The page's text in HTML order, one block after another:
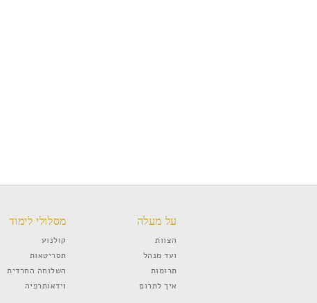
על מעלה
הצוות
ועד מנהל
תרומות
איך לתרום
מסלולי לימוד
קולנוע
תסריטאות
השלוחה החרדית
וידאותרפיה